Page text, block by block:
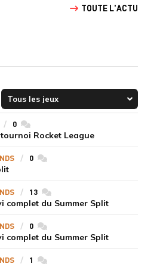
TOUTE L'ACTU
0commentaires
Rocket League
0commentaires
13commentaires
complet du Summer Split
0commentaires
complet du Summer Split
1 commentaires